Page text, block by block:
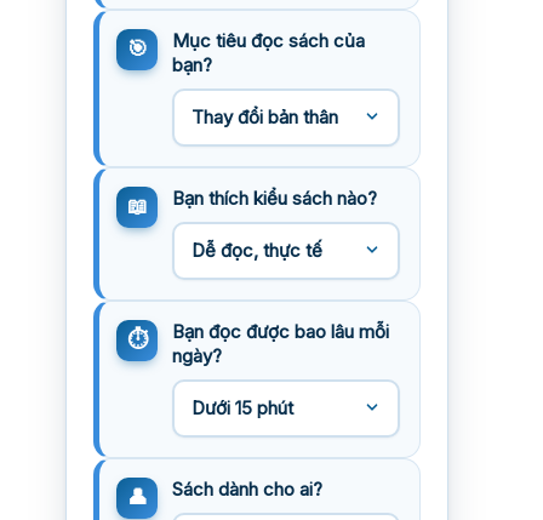
Mục tiêu đọc sách của
bạn?
Bạn thích kiểu sách nào?
Bạn đọc được bao lâu mỗi
ngày?
Sách dành cho ai?